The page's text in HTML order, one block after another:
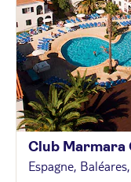
Club Marmara
Espagne,